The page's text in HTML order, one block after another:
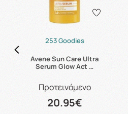
253 Goodies
Avene Sun Care Ultra
Serum Glow Act …
Προτεινόμενο
20.95€